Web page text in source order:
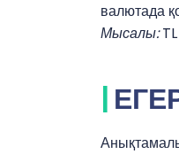
валютада
Мысалы: